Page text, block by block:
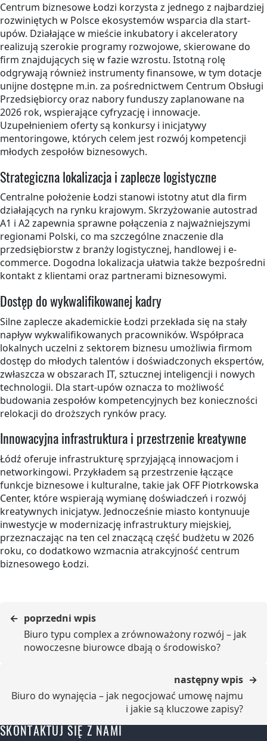
Centrum biznesowe Łodzi korzysta z jednego z najbardziej
rozwiniętych w Polsce ekosystemów wsparcia dla start-
upów. Działające w mieście inkubatory i akceleratory
realizują szerokie programy rozwojowe, skierowane do
firm znajdujących się w fazie wzrostu. Istotną rolę
odgrywają również instrumenty finansowe, w tym dotacje
unijne dostępne m.in. za pośrednictwem Centrum Obsługi
Przedsiębiorcy oraz nabory funduszy zaplanowane na
2026 rok, wspierające cyfryzację i innowacje.
Uzupełnieniem oferty są konkursy i inicjatywy
mentoringowe, których celem jest rozwój kompetencji
młodych zespołów biznesowych.
Strategiczna lokalizacja i zaplecze logistyczne
Centralne położenie Łodzi stanowi istotny atut dla firm
działających na rynku krajowym. Skrzyżowanie autostrad
A1 i A2 zapewnia sprawne połączenia z najważniejszymi
regionami Polski, co ma szczególne znaczenie dla
przedsiębiorstw z branży logistycznej, handlowej i e-
commerce. Dogodna lokalizacja ułatwia także bezpośredni
kontakt z klientami oraz partnerami biznesowymi.
Dostęp do wykwalifikowanej kadry
Silne zaplecze akademickie Łodzi przekłada się na stały
napływ wykwalifikowanych pracowników. Współpraca
lokalnych uczelni z sektorem biznesu umożliwia firmom
dostęp do młodych talentów i doświadczonych ekspertów,
zwłaszcza w obszarach IT, sztucznej inteligencji i nowych
technologii. Dla start-upów oznacza to możliwość
budowania zespołów kompetencyjnych bez konieczności
relokacji do droższych rynków pracy.
Innowacyjna infrastruktura i przestrzenie kreatywne
Łódź oferuje infrastrukturę sprzyjającą innowacjom i
networkingowi. Przykładem są przestrzenie łączące
funkcje biznesowe i kulturalne, takie jak OFF Piotrkowska
Center, które wspierają wymianę doświadczeń i rozwój
kreatywnych inicjatyw. Jednocześnie miasto kontynuuje
inwestycje w modernizację infrastruktury miejskiej,
przeznaczając na ten cel znaczącą część budżetu w 2026
roku, co dodatkowo wzmacnia atrakcyjność centrum
biznesowego Łodzi.
poprzedni wpis
Biuro typu complex a zrównoważony rozwój – jak
nowoczesne biurowce dbają o środowisko?
następny wpis
Biuro do wynajęcia – jak negocjować umowę najmu
i jakie są kluczowe zapisy?
SKONTAKTUJ SIĘ Z NAMI